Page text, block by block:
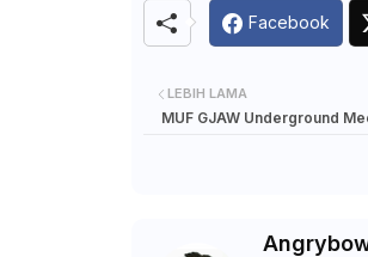
Facebook
LEBIH LAMA
MUF GJAW Underground